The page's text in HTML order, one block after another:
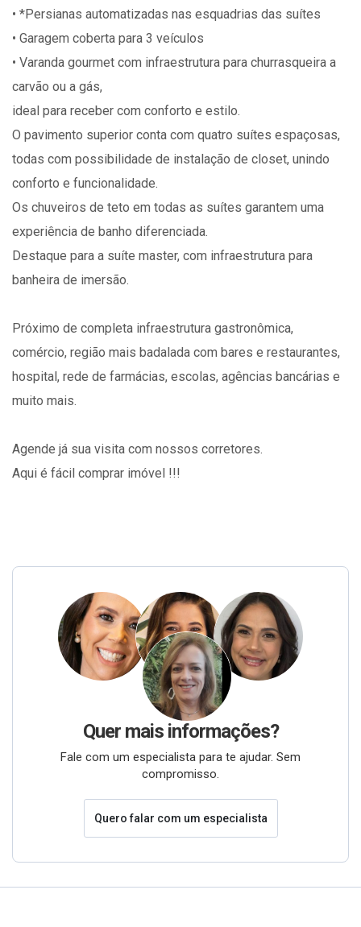
• *Persianas automatizadas nas esquadrias das suítes
• Garagem coberta para 3 veículos
• Varanda gourmet com infraestrutura para churrasqueira a
carvão ou a gás,
ideal para receber com conforto e estilo.
O pavimento superior conta com quatro suítes espaçosas,
todas com possibilidade de instalação de closet, unindo
conforto e funcionalidade.
Os chuveiros de teto em todas as suítes garantem uma
experiência de banho diferenciada.
Destaque para a suíte master, com infraestrutura para
banheira de imersão.
Próximo de completa infraestrutura gastronômica,
comércio, região mais badalada com bares e restaurantes,
hospital, rede de farmácias, escolas, agências bancárias e
muito mais.
Agende já sua visita com nossos corretores.
Aqui é fácil comprar imóvel !!!
Quer mais informações?
Fale com um especialista para te ajudar. Sem
compromisso.
Quero falar com um especialista